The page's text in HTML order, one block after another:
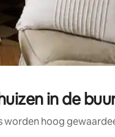
in de
hoog